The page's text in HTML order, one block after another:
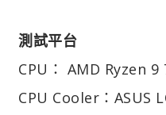
測試平台
CPU： AMD Ryzen 9
CPU Cooler：ASUS